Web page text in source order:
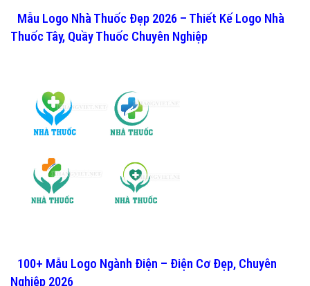
Mẫu Logo Nhà Thuốc Đẹp 2026 – Thiết Kế Logo Nhà
Thuốc Tây, Quầy Thuốc Chuyên Nghiệp
100+ Mẫu Logo Ngành Điện – Điện Cơ Đẹp, Chuyên
Nghiệp 2026